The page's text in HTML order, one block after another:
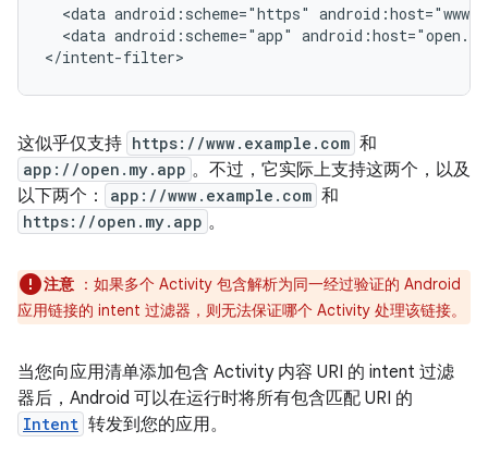
<data android:scheme="https"
<data android:scheme="app"
这似乎仅支持 https://www.example.com 和
app://open.my.app 。不过，它实际上支持这两个，以及
以下两个：
app://www.example.com 和
https://open.my.app 。
注意 ：如果多个 Activity 包含解析为同一经过验证的 Android
应用链接的 intent 过滤器，则无法保证哪个 Activity 处理该链接。
当您向应用清单添加包含 Activity 内容 URI 的 intent 过滤
器后，Android 可以在运行时将所有包含匹配 URI 的
Intent 转发到您的应用。